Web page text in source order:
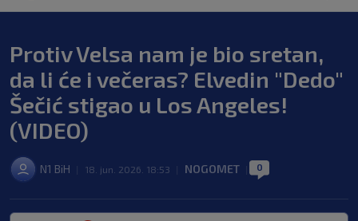
Protiv Velsa nam je bio sretan,
da li će i večeras? Elvedin "Dedo"
Šečić stigao u Los Angeles!
(VIDEO)
N1 BiH 18. jun. 2026. 18:53 NOGOMET 0